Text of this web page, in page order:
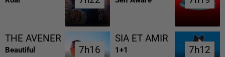
THE AVENER
Beautiful 7h16
7h16
SIA ET AMIR
1+1 7h12
7h12